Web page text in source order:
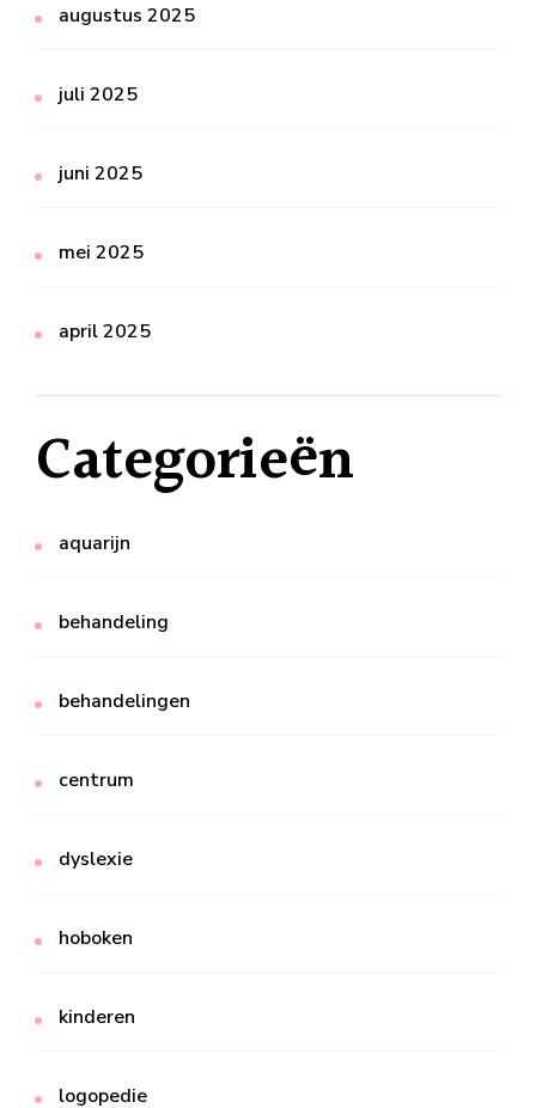
augustus 2025
juli 2025
juni 2025
mei 2025
april 2025
Categorieën
aquarijn
behandeling
behandelingen
centrum
dyslexie
hoboken
kinderen
logopedie